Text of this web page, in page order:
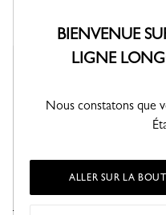
Nouveauté
BIENVENUE
LIGNE
Nous constatons que
ALLER SUR LA